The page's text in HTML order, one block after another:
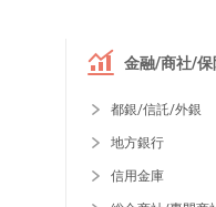
金融/商社/保
都銀/信託/外銀
地方銀行
信用金庫